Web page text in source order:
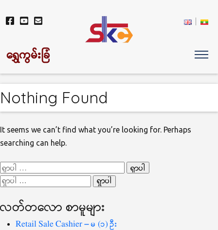
ရွှေကွမ်းခြံ
Nothing Found
It seems we can’t find what you’re looking for. Perhaps
searching can help.
ရှာ
သော
-
ရှာ
စကားလုံး
လတ်တ‌လော စာမူများ
Retail Sale Cashier – မ (၁) ဦး